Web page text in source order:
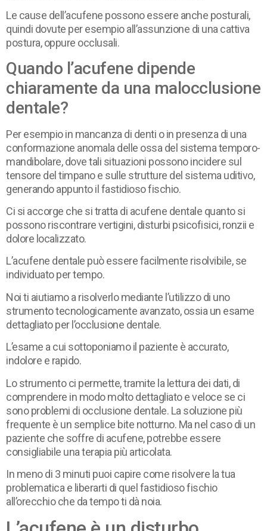
Le cause dell’acufene possono essere anche posturali,
quindi dovute per esempio all’assunzione di una cattiva
postura, oppure occlusali.
Quando l’acufene dipende
chiaramente da una malocclusione
dentale?
Per esempio in mancanza di denti o in presenza di una
conformazione anomala delle ossa del sistema temporo-
mandibolare, dove tali situazioni possono incidere sul
tensore del timpano e sulle strutture del sistema uditivo,
generando appunto il fastidioso fischio.
Ci si accorge che si tratta di acufene dentale quanto si
possono riscontrare vertigini, disturbi psicofisici, ronzii e
dolore localizzato.
L’acufene dentale può essere facilmente risolvibile, se
individuato per tempo.
Noi ti aiutiamo a risolverlo mediante l’utilizzo di uno
strumento tecnologicamente avanzato, ossia un esame
dettagliato per l’occlusione dentale.
L’esame a cui sottoponiamo il paziente è accurato,
indolore e rapido.
Lo strumento ci permette, tramite la lettura dei dati, di
comprendere in modo molto dettagliato e veloce se ci
sono problemi di occlusione dentale. La soluzione più
frequente è un semplice bite notturno. Ma nel caso di un
paziente che soffre di acufene, potrebbe essere
consigliabile una terapia più articolata.
In meno di 3 minuti puoi capire come risolvere la tua
problematica e liberarti di quel fastidioso fischio
all’orecchio che da tempo ti dà noia.